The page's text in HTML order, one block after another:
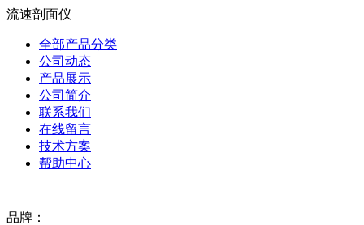
流速剖面仪
全部产品分类
公司动态
产品展示
公司简介
联系我们
在线留言
技术方案
帮助中心
品牌：